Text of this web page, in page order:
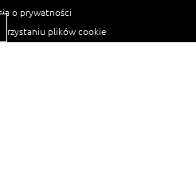
o prywatności
plików cookie